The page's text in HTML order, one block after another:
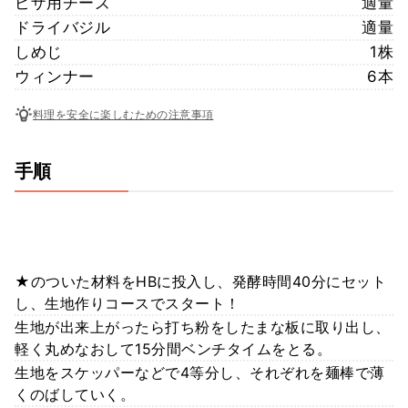
ドライバジル
適量
しめじ
1株
ウィンナー
6本
料理を安全に楽しむための注意事項
手順
★のついた材料をHBに投入し、発酵時間40分にセット
し、生地作りコースでスタート！
生地が出来上がったら打ち粉をしたまな板に取り出し、
軽く丸めなおして15分間ベンチタイムをとる。
生地をスケッパーなどで4等分し、それぞれを麺棒で薄
くのばしていく。